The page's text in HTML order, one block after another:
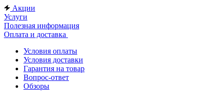
Акции
Услуги
Полезная информация
Оплата и доставка
Условия оплаты
Условия доставки
Гарантия на товар
Вопрос-ответ
Обзоры